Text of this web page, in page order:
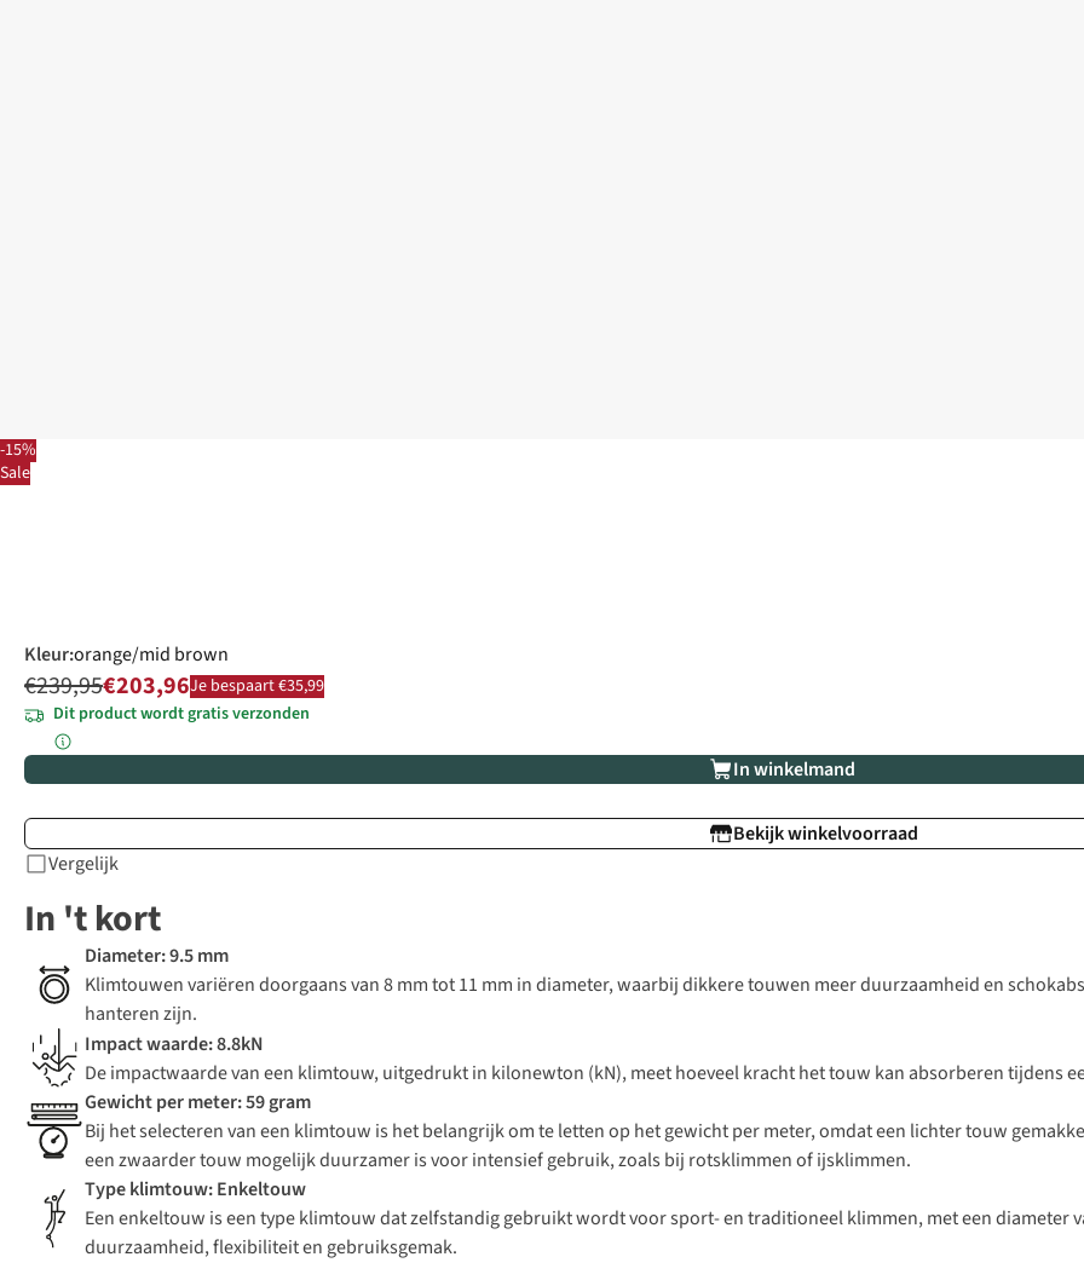
-15%
Sale
Kleur:orange/mid brown
€239,95€203,96Je bespaart €35,99
Dit product wordt gratis verzonden
In winkelmand
Bekijk winkelvoorraad
Vergelijk
In 't kort
Diameter: 9.5 mm
Klimtouwen variëren doorgaans van 8 mm tot 11 mm in diameter, waarbij dikkere touwen meer duurzaamheid en
hanteren zijn.
Impact waarde: 8.8kN
De impactwaarde van een klimtouw, uitgedrukt in kilonewton (kN), meet hoeveel kracht het touw kan absorberen tijdens
Gewicht per meter: 59 gram
Bij het selecteren van een klimtouw is het belangrijk om te letten op het gewicht per meter, omdat een lichter touw
een zwaarder touw mogelijk duurzamer is voor intensief gebruik, zoals bij rotsklimmen of ijsklimmen.
Type klimtouw: Enkeltouw
Een enkeltouw is een type klimtouw dat zelfstandig gebruikt wordt voor sport- en traditioneel klimmen, met een diameter
duurzaamheid, flexibiliteit en gebruiksgemak.